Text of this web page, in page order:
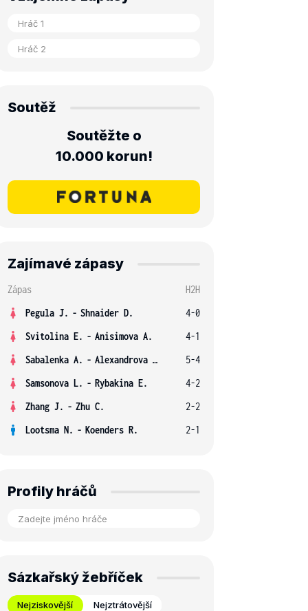
Soutěž
Soutěžte o
10.000 korun!
Zajímavé zápasy
Zápas
H2H
Pegula J. - Shnaider D.
4-0
Svitolina E. - Anisimova A.
4-1
Sabalenka A. - Alexandrova E.
5-4
Samsonova L. - Rybakina E.
4-2
Zhang J. - Zhu C.
2-2
Lootsma N. - Koenders R. 2-1
Profily hráčů
Sázkařský žebříček
Nejziskovější Nejztrátovější